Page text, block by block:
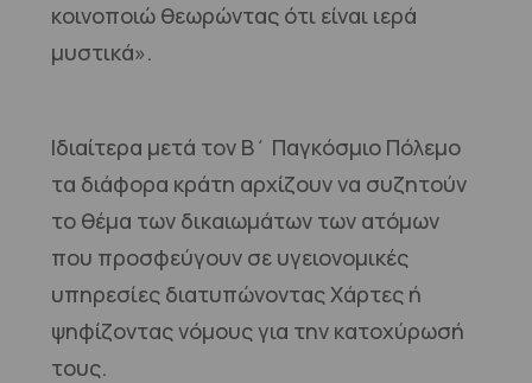
κοινοποιώ θεωρώντας ότι είναι ιερά
μυστικά».
Ιδιαίτερα μετά τον Β΄ Παγκόσμιο Πόλεμο
τα διάφορα κράτη αρχίζουν να συζητούν
το θέμα των δικαιωμάτων των ατόμων
που προσφεύγουν σε υγειονομικές
υπηρεσίες διατυπώνοντας Χάρτες ή
ψηφίζοντας νόμους για την κατοχύρωσή
τους.